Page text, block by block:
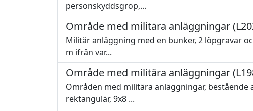
personskyddsgrop,...
Område med militära anläggningar
Militär anläggning med en bunker, 2 löpgravar
m ifrån var...
Område med militära anläggningar
Områden med militära anläggningar,
rektangulär, 9x8 ...